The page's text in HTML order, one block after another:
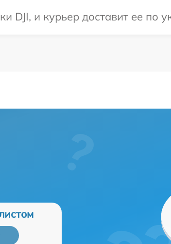
и курьер доставит ее по